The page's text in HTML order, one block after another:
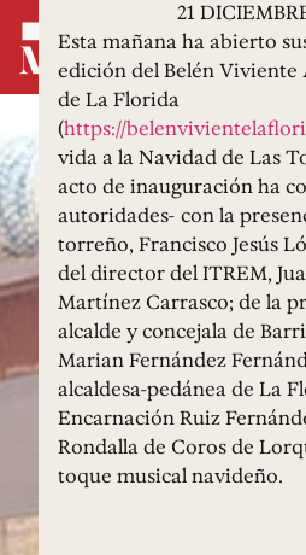
21
Esta mañana ha abierto
edición del Belén
de La Florida
(https://
vida a la Navidad de Las
acto de inauguración ha
autoridades- con la
torreño, Francisco Jesús
del director del ITREM,
Martínez Carrasco; de la
alcalde y concejala de
Marian Fernández
alcaldesa-pedánea de La
Encarnación Ruiz
Rondalla de Coros de
toque musical navideño.